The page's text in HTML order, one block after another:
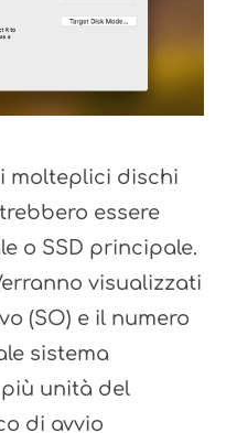
molteplici dischi
essere
o SSD principale.
visualizzati
(SO) e il numero
sistema
unità del
di avvio